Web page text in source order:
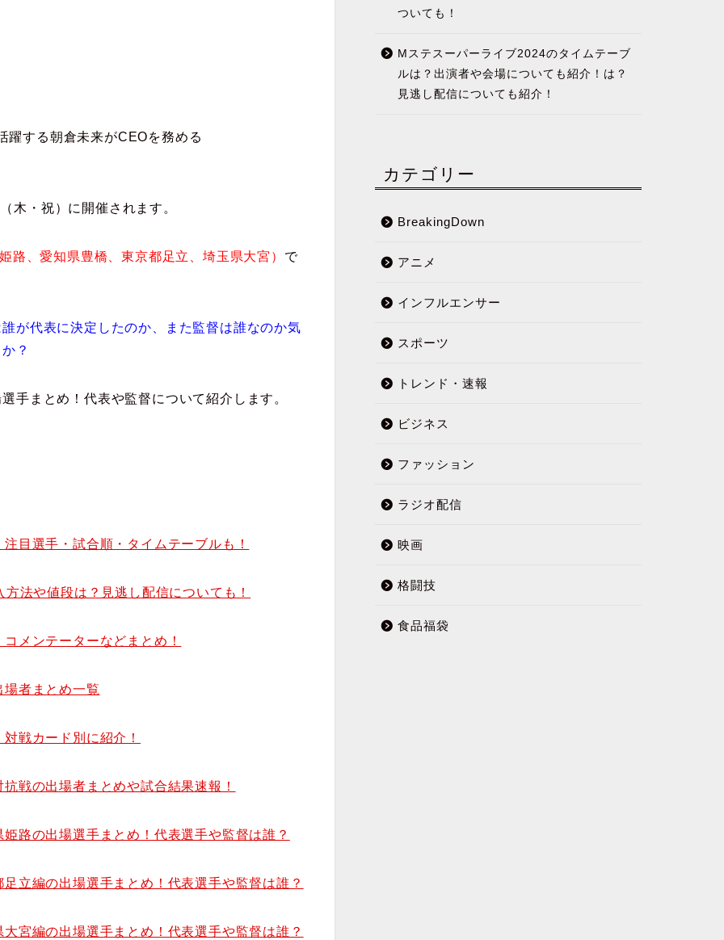
躍する朝倉未来がCEOを務める
木・祝）に開催 されます。
路、愛知県豊橋、東京都足立、埼玉県大宮） で
が代表に決定したのか、また監督は誰なのか気
？
手まとめ！代表や監督について紹介します。
目選手・試合順・タイムテーブルも！
法や値段は？見逃し配信についても！
メンテーターなどまとめ！
者まとめ一覧
戦カード別に紹介！
戦の出場者まとめや試合結果速報！
路の出場選手まとめ！代表選手や監督は誰？
立編の出場選手まとめ！代表選手や監督は誰？
宮編の出場選手まとめ！代表選手や監督は誰？
ついても！
Mステスーパーライブ2024のタイムテーブ
ルは？出演者や会場についても紹介！は？
見逃し配信についても紹介！
カテゴリー
BreakingDown
アニメ
インフルエンサー
スポーツ
トレンド・速報
ビジネス
ファッション
ラジオ配信
映画
格闘技
食品福袋